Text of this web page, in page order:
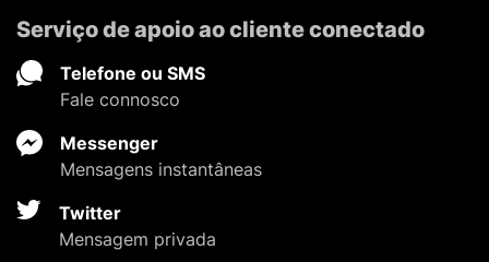
Serviço de apoio ao cliente conectado
Telefone ou SMS
Fale connosco
Messenger
Mensagens instantâneas
Twitter
Mensagem privada